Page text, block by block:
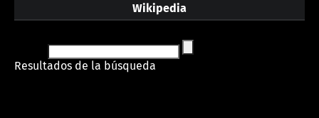
Wikipedia
Resultados de la búsqueda